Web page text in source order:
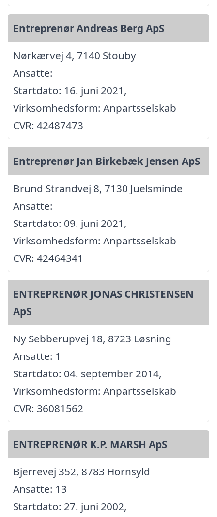
Entreprenør Andreas Berg ApS
Nørkærvej 4, 7140 Stouby
Ansatte:
Startdato: 16. juni 2021,
Virksomhedsform: Anpartsselskab
CVR: 42487473
Entreprenør Jan Birkebæk Jensen ApS
Brund Strandvej 8, 7130 Juelsminde
Ansatte:
Startdato: 09. juni 2021,
Virksomhedsform: Anpartsselskab
CVR: 42464341
ENTREPRENØR JONAS CHRISTENSEN
ApS
Ny Sebberupvej 18, 8723 Løsning
Ansatte: 1
Startdato: 04. september 2014,
Virksomhedsform: Anpartsselskab
CVR: 36081562
ENTREPRENØR K.P. MARSH ApS
Bjerrevej 352, 8783 Hornsyld
Ansatte: 13
Startdato: 27. juni 2002,